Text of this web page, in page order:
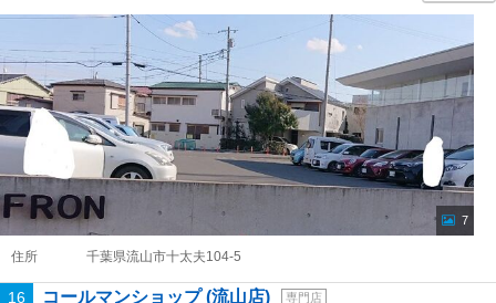
7
住所 千葉県流山市十太夫104-5
16 コールマンショップ (流山店) 専門店